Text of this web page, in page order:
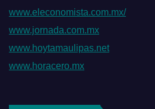
www.eleconomista.com.mx/
www.jornada.com.mx
www.hoytamaulipas.net
www.horacero.mx